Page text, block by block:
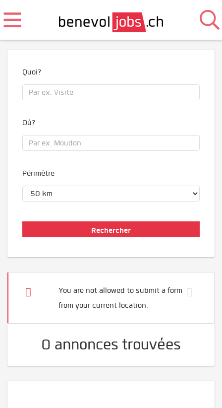
Quoi?
Où?
Périmètre
You are not allowed to submit a form
from your current location.
0 annonces trouvées